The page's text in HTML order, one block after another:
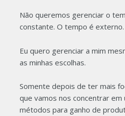
Não queremos gerenciar o
constante. O tempo é externo.
Eu quero gerenciar a mim
as minhas escolhas.
Somente depois de ter mais
que vamos nos concentrar em
métodos para ganho de